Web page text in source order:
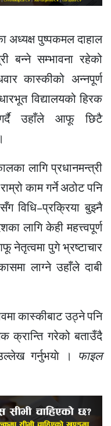
पुष्पकमल दाहाल
बन्ने सम्भावना रहेको
कास्कीको अन्नपूर्ण
विद्यालयको हिरक
गर्दै उहाँले आफू छिटै
लागि प्रधानमन्त्री
काम गर्ने अठोट पनि
विधि–प्रक्रिया बुझ्नै
लागि केही महत्त्वपूर्ण
नेतृत्वमा पुगे भ्रष्टाचार
लाग्ने उहाँले दाबी
कास्कीबाट उठ्ने पनि
क्रान्ति गरेको बताउँदै
गर्नुभयाे । फाइल